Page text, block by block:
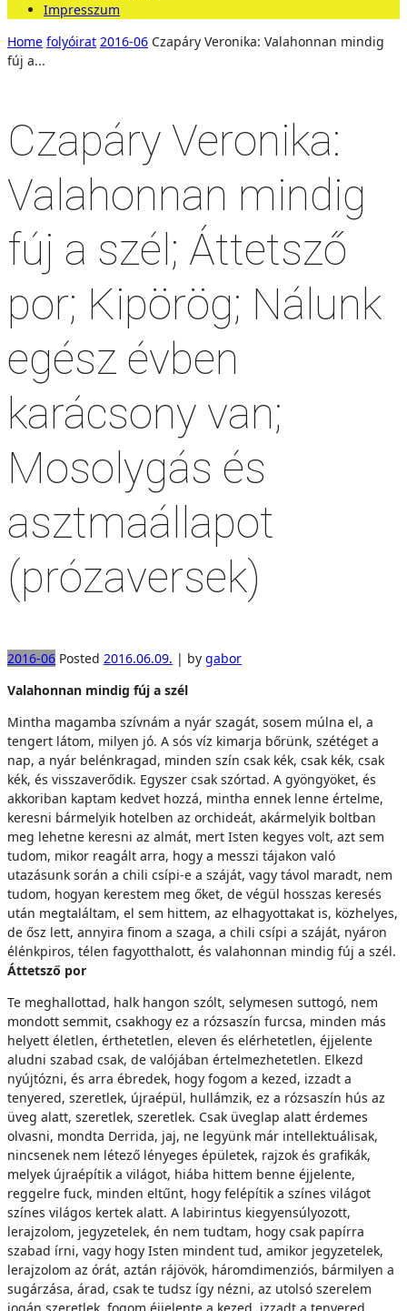
Impresszum
Home folyóirat 2016-06 Czapáry Veronika: Valahonnan mindig
fúj a...
Czapáry Veronika:
Valahonnan mindig
fúj a szél; Áttetsző
por; Kipörög; Nálunk
egész évben
karácsony van;
Mosolygás és
asztmaállapot
(prózaversek)
2016-06 Posted 2016.06.09. | by gabor
Valahonnan mindig fúj a szél
Mintha magamba szívnám a nyár szagát, sosem múlna el, a
tengert látom, milyen jó. A sós víz kimarja bőrünk, szétéget a
nap, a nyár belénkragad, minden szín csak kék, csak kék, csak
kék, és visszaverődik. Egyszer csak szórtad. A gyöngyöket, és
akkoriban kaptam kedvet hozzá, mintha ennek lenne értelme,
keresni bármelyik hotelben az orchideát, akármelyik boltban
meg lehetne keresni az almát, mert Isten kegyes volt, azt sem
tudom, mikor reagált arra, hogy a messzi tájakon való
utazásunk során a chili csípi-e a száját, vagy távol maradt, nem
tudom, hogyan kerestem meg őket, de végül hosszas keresés
után megtaláltam, el sem hittem, az elhagyottakat is, közhelyes,
de ősz lett, annyira finom a szaga, a chili csípi a száját, nyáron
élénkpiros, télen fagyotthalott, és valahonnan mindig fúj a szél.
Áttetsző por
Te meghallottad, halk hangon szólt, selymesen suttogó, nem
mondott semmit, csakhogy ez a rózsaszín furcsa, minden más
helyett életlen, érthetetlen, eleven és elérhetetlen, éjjelente
aludni szabad csak, de valójában értelmezhetetlen. Elkezd
nyújtózni, és arra ébredek, hogy fogom a kezed, izzadt a
tenyered, szeretlek, újraépül, hullámzik, ez a rózsaszín hús az
üveg alatt, szeretlek, szeretlek. Csak üveglap alatt érdemes
olvasni, mondta Derrida, jaj, ne legyünk már intellektuálisak,
nincsenek nem létező lényeges épületek, rajzok és grafikák,
melyek újraépítik a világot, hiába hittem benne éjjelente,
reggelre fuck, minden eltűnt, hogy felépítik a színes világot
színes világos kertek alatt. A labirintus kiegyensúlyozott,
lerajzolom, jegyzetelek, én nem tudtam, hogy csak papírra
szabad írni, vagy hogy Isten mindent tud, amikor jegyzetelek,
lerajzolom az órát, aztán rájövök, háromdimenziós, bármilyen a
sugárzása, árad, csak te tudsz így nézni, az utolsó szerelem